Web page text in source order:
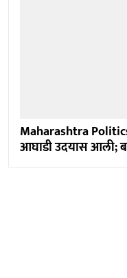
Maharashtra
आघाडी उदयास आली;